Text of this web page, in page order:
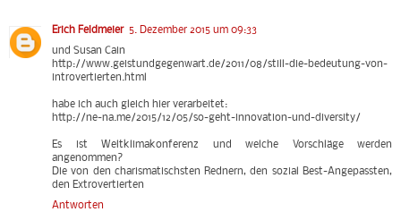
Erich Feldmeier 5. Dezember 2015 um 09:33
und Susan Cain
http://www.geistundgegenwart.de/2011/08/still-die-bedeutung-von-
introvertierten.html
habe ich auch gleich hier verarbeitet:
http://ne-na.me/2015/12/05/so-geht-innovation-und-diversity/
Es ist Weltklimakonferenz und welche Vorschläge werden
angenommen?
Die von den charismatischsten Rednern, den sozial Best-Angepassten,
den Extrovertierten
Antworten